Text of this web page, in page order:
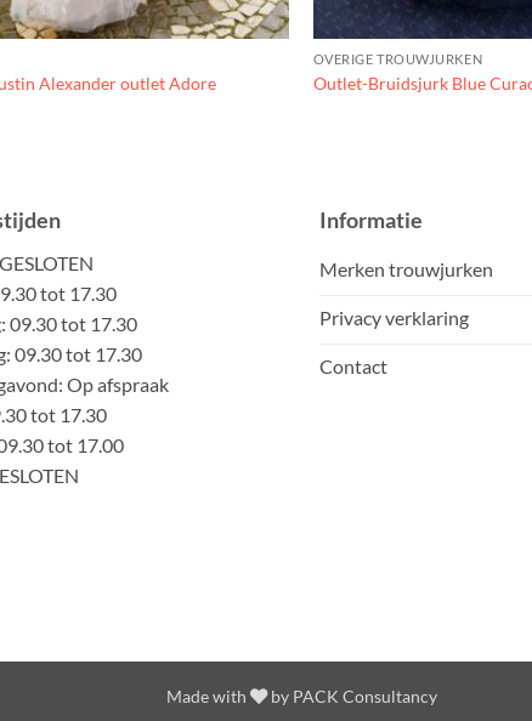
Alexander outlet Adore
OVERIGE TROUWJURKEN
Outlet-Bruidsjurk Blue
tot 17.30
09.30 tot 17.30
09.30 tot 17.30
Op afspraak
tot 17.30
tot 17.00
Informatie
Merken trouwjurken
Privacy verklaring
Contact
Made with by PACK Consultancy